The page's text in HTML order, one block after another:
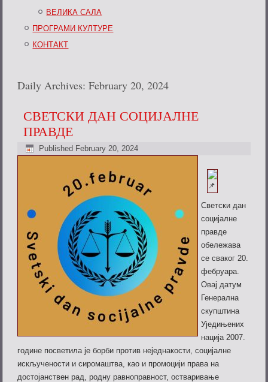
ВЕЛИКА САЛА
ПРОГРАМИ КУЛТУРЕ
КОНТАКТ
Daily Archives:February 20, 2024
СВЕТСКИ ДАН СОЦИЈАЛНЕ
ПРАВДЕ
Published February 20, 2024
Светски дан
социјалне
правде
обележава
се сваког 20.
фебруара.
Овај датум
Генерална
скупштина
Уједињених
нација 2007.
године посветила је борби против неједнакости, социјалне
искључености и сиромаштва, као и промоцији права на
достојанствен рад, родну равноправност, остваривање